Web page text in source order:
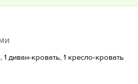
1 диван-кровать, 1 кресло-кровать